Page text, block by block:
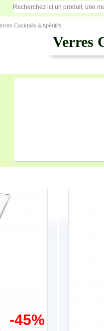
Cocktails & Apéritifs
Verres
-45%